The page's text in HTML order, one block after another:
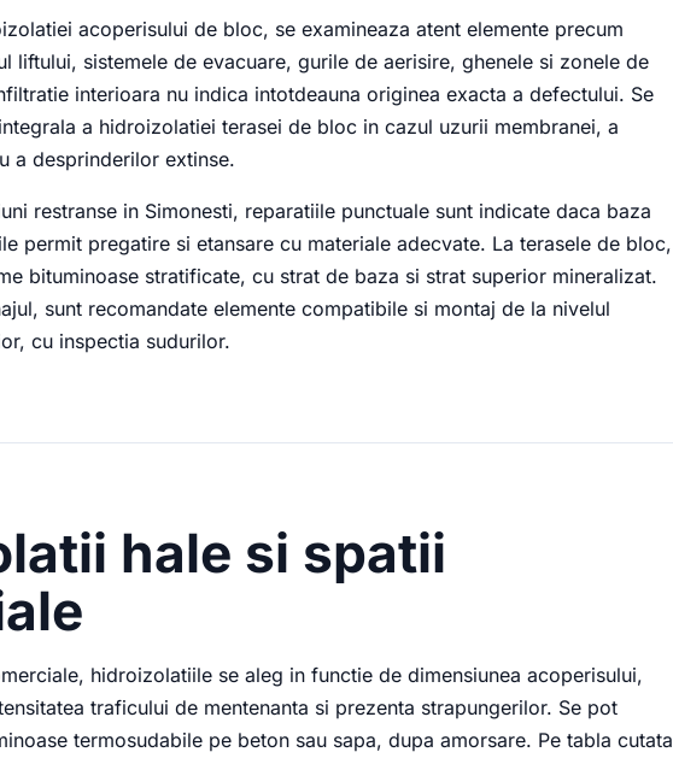
acoperisului de bloc, se examineaza atent elemente precum
liftului, sistemele de evacuare, gurile de aerisire, ghenele si zonele de
interioara nu indica intotdeauna originea exacta a defectului. Se
a hidroizolatiei terasei de bloc in cazul uzurii membranei, a
a desprinderilor extinse.
restranse in Simonesti, reparatiile punctuale sunt indicate daca baza
permit pregatire si etansare cu materiale adecvate. La terasele de bloc,
bituminoase stratificate, cu strat de baza si strat superior mineralizat.
sunt recomandate elemente compatibile si montaj de la nivelul
cu inspectia sudurilor.
hale si spatii
hidroizolatiile se aleg in functie de dimensiunea acoperisului,
traficului de mentenanta si prezenta strapungerilor. Se pot
termosudabile pe beton sau sapa, dupa amorsare. Pe tabla cutata